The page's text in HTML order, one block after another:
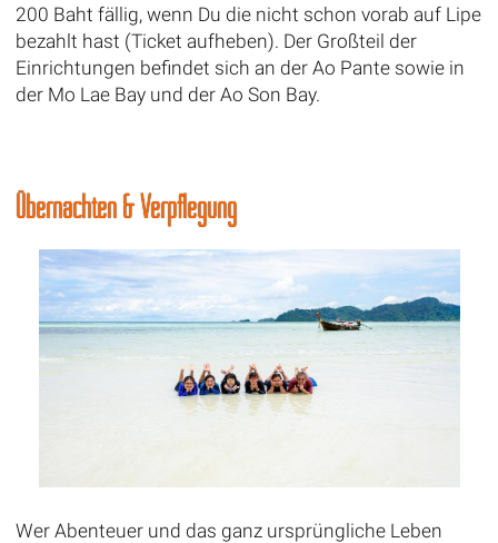
200 Baht fällig, wenn Du die nicht schon vorab auf Lipe
bezahlt hast (Ticket aufheben). Der Großteil der
Einrichtungen befindet sich an der Ao Pante sowie in
der Mo Lae Bay und der Ao Son Bay.
Übernachten & Verpflegung
Wer Abenteuer und das ganz ursprüngliche Leben